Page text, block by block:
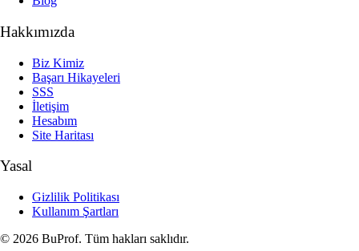
Hakkımızda
Biz Kimiz
Başarı Hikayeleri
SSS
İletişim
Hesabım
Site Haritası
Yasal
Gizlilik Politikası
Kullanım Şartları
© 2026 BuProf. Tüm hakları saklıdır.